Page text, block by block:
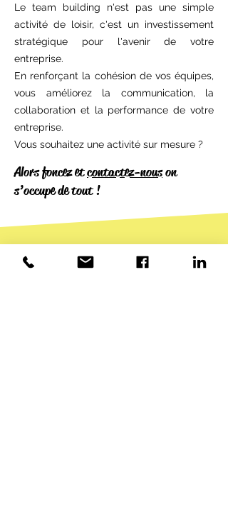
Le team building n'est pas une simple
activité de loisir, c'est un investissement
stratégique pour l'avenir de votre
entreprise.
En renforçant la cohésion de vos équipes,
vous améliorez la communication, la
collaboration et la performance de votre
entreprise.
Vous souhaitez une activité sur mesure ?
​Alors foncez etcontactez-nouson
s’occupe de tout !